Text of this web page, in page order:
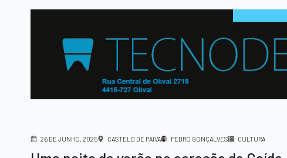
26 DE JUNHO, 2025 CASTELO DE PAIVA PEDRO GONÇALVES CULTURA